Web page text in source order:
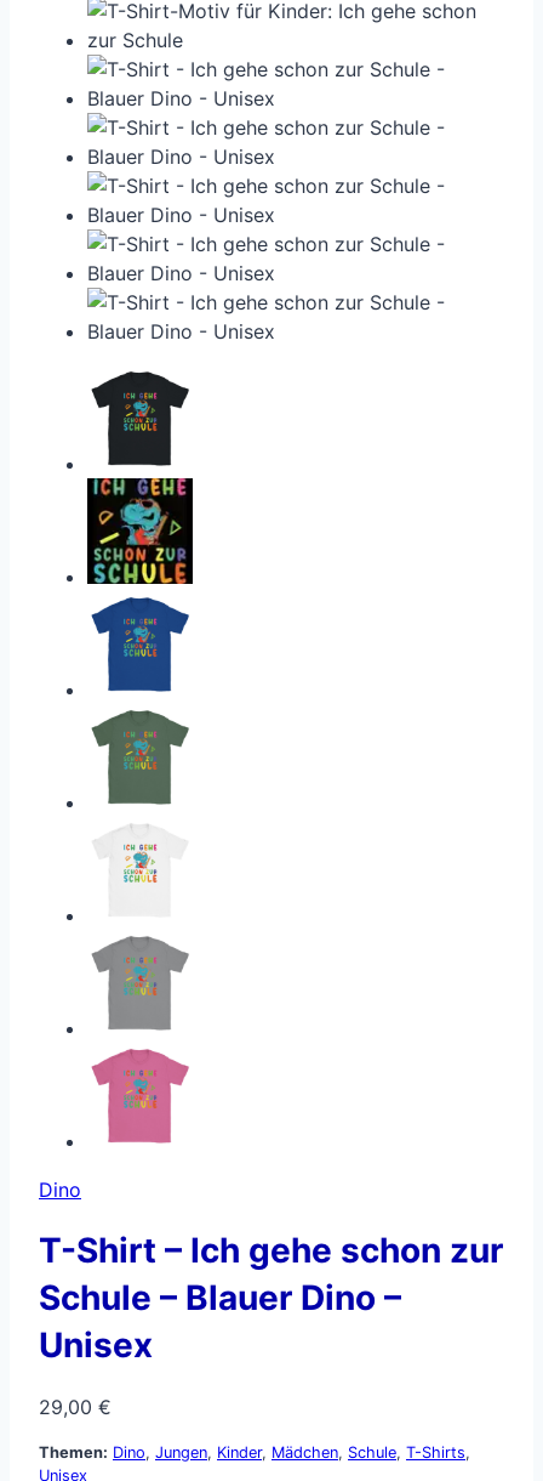
Dino
T-Shirt – Ich gehe schon zur
Schule – Blauer Dino –
Unisex
29,00 €
Themen: Dino, Jungen, Kinder, Mädchen, Schule, T-Shirts,
Unisex